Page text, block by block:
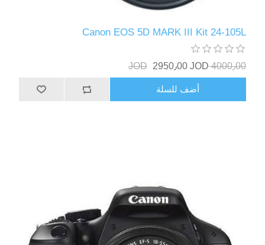
Canon EOS 5D MARK III Kit 24-105L
4000٫00 JOD 2950٫00 JOD
أضف للسلة